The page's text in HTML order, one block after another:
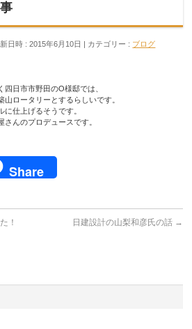
日時 : 2015年6月10日 カテゴリー : ブログ
日市市野田のO様邸では、
ロータリーとするらしいです。
仕上げるそうです。
んのプロデュースです。
Share
！ 日建設計の山梨和彦氏の話 →